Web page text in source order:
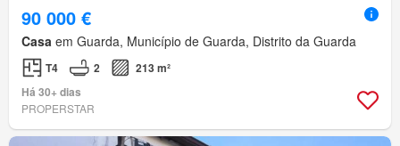
90 000 €
Casa em Guarda, Município de Guarda, Distrito da Guarda
T4 2
213 m²
Há 30+ dias
PROPERSTAR